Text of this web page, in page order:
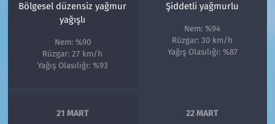
Bölgesel düzensiz yağmur
yağışlı
Nem: %90
Rüzgar: 27 km/h
Yağış Olasılığı: %93
Şiddetli yağmurlu
Nem: %94
Rüzgar: 30 km/h
Yağış Olasılığı: %87
21 MART 22 MART